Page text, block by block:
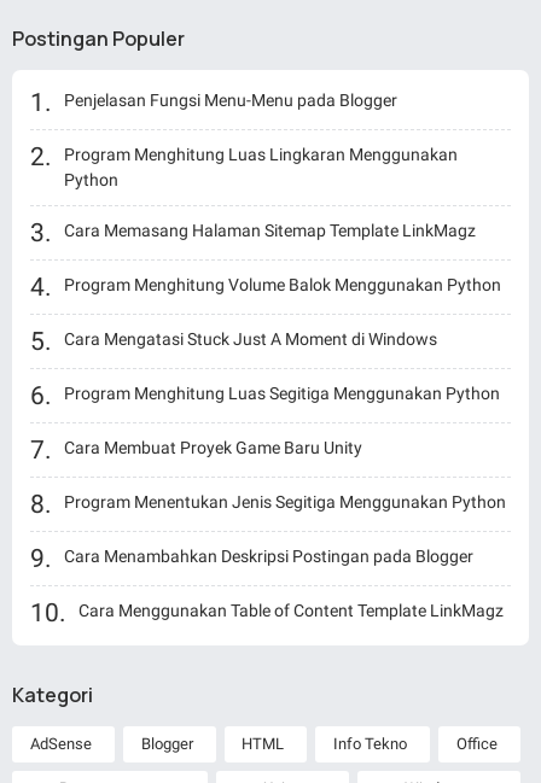
Postingan Populer
Penjelasan Fungsi Menu-Menu pada Blogger
Program Menghitung Luas Lingkaran Menggunakan
Python
Cara Memasang Halaman Sitemap Template LinkMagz
Program Menghitung Volume Balok Menggunakan Python
Cara Mengatasi Stuck Just A Moment di Windows
Program Menghitung Luas Segitiga Menggunakan Python
Cara Membuat Proyek Game Baru Unity
Program Menentukan Jenis Segitiga Menggunakan Python
Cara Menambahkan Deskripsi Postingan pada Blogger
Cara Menggunakan Table of Content Template LinkMagz
Kategori
AdSense Blogger HTML Info Tekno Office